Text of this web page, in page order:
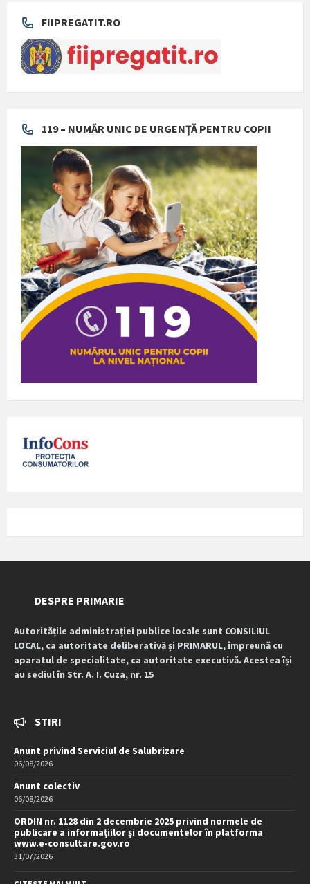
FIIPREGATIT.RO
119 – NUMĂR UNIC DE URGENȚĂ PENTRU COPII
DESPRE PRIMARIE
Autoritățile administrației publice locale sunt CONSILIUL
LOCAL, ca autoritate deliberativă și PRIMARUL, împreună cu
aparatul de specialitate, ca autoritate executivă. Acestea își
au sediul în Str. A. I. Cuza, nr. 15
STIRI
Anunt privind Serviciul de Salubrizare
06/08/2026
Anunt colectiv
06/08/2026
ORDIN nr. 1128 din 2 decembrie 2025 privind normele de
publicare a informațiilor și documentelor în platforma
www.e-consultare.gov.ro
31/07/2026